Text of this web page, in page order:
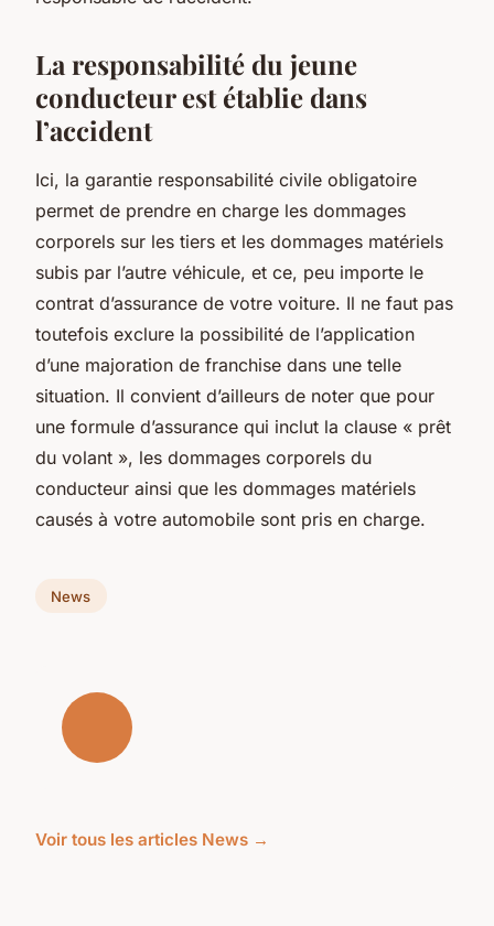
La responsabilité du jeune
conducteur est établie dans
l’accident
Ici, la garantie responsabilité civile obligatoire
permet de prendre en charge les dommages
corporels sur les tiers et les dommages matériels
subis par l’autre véhicule, et ce, peu importe le
contrat d’assurance de votre voiture. Il ne faut pas
toutefois exclure la possibilité de l’application
d’une majoration de franchise dans une telle
situation. Il convient d’ailleurs de noter que pour
une formule d’assurance qui inclut la clause « prêt
du volant », les dommages corporels du
conducteur ainsi que les dommages matériels
causés à votre automobile sont pris en charge.
News
Voir tous les articles News →